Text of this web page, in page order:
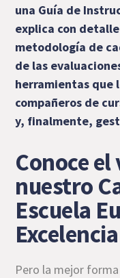
una Guía de
explica con
metodología de
de las
herramientas que
compañeros de
y, finalmente,
Conoce
nuestro
Escuela
Excelencia
Pero la mejor